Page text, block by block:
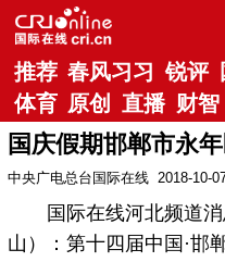
推荐 春风习习 锐评
体育 原创 直播 财智
国庆假期邯郸市永
中央广电总台国际在线 2018-10-
国际在线河北频道消
山）：第十四届中国·邯